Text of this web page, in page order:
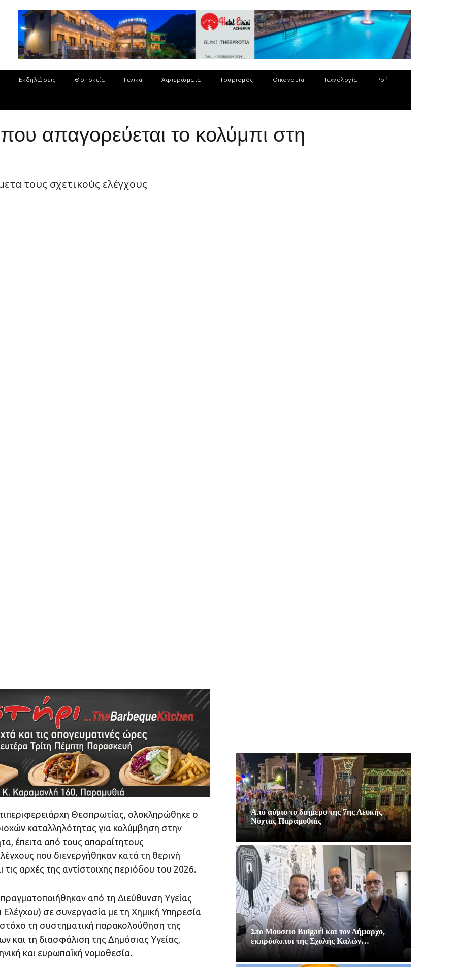
Εκδηλώσεις Θρησκεία Γενικά Αφιερώματα Τουρισμός Οικονομία Τεχνολογία Ροή
απαγορεύεται το κολύμπι στη
τους σχετικούς ελέγχους
Θεσπρωτίας, ολοκληρώθηκε ο
καταλληλότητας για κολύμβηση στην
έπειτα από τους απαραίτητους
που διενεργήθηκαν κατά τη θερινή
τις αρχές της αντίστοιχης περιόδου του 2026.
πραγματοποιήθηκαν από τη Διεύθυνση Υγείας
Ελέγχου) σε συνεργασία με τη Χημική Υπηρεσία
στόχο τη συστηματική παρακολούθηση της
και τη διασφάλιση της Δημόσιας Υγείας,
και ευρωπαϊκή νομοθεσία.
Από αύριο το διήμερο της 7ης Λευκής
Νύχτας Παραμυθιάς
Στο Μουσειο Bulgari και τον Δήμαρχο,
εκπρόσωποι της Σχολής Καλών…